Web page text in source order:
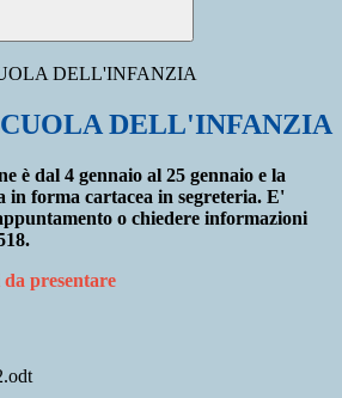
DELL'INFANZIA
DELL'INFANZIA
è dal 4 gennaio al 25 gennaio e la
in forma cartacea in segreteria. E'
o chiedere informazioni
presentare